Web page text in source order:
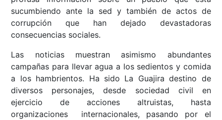
sucumbiendo ante la sed y también de actos de
corrupción que han dejado devastadoras
consecuencias sociales.
Las noticias muestran asimismo abundantes
campañas para llevar agua a los sedientos y comida
a los hambrientos. Ha sido La Guajira destino de
diversos personajes, desde sociedad civil en
ejercicio de acciones altruistas, hasta
organizaciones internacionales, pasando por el